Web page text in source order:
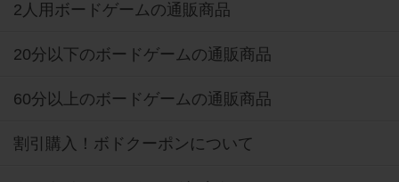
2人用ボードゲームの通販商品
20分以下のボードゲームの通販商品
60分以上のボードゲームの通販商品
割引購入！ボドクーポンについて